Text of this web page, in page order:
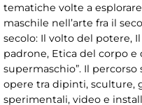
tematiche volte a
maschile nell’arte fra il
secolo: Il volto del potere,
padrone, Etica del corpo e
supermaschio”. Il percorso
opere tra dipinti, sculture,
sperimentali, video e